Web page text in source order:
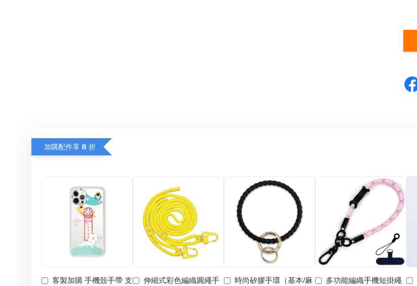
加購配件享 𝟴 折
客製加購 手機殼手帶 支
伸縮式彩色編織圓繩手
時尚矽膠手環（基本/麻
多功能編織手機短掛繩